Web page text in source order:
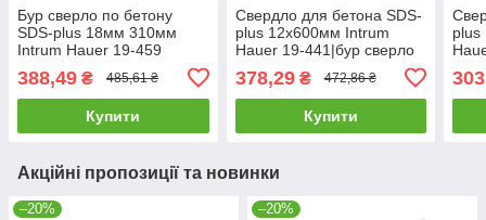
Бур сверло по бетону
SDS-plus 18мм 310мм
Intrum Hauer 19-459
388,49 ₴ 485,61 ₴
Купити
Свердло для бетона SDS-
plus 12х600мм Intrum
Hauer 19-441|бур сверло
378,29₴ 472,86 ₴
Купити
Акційні пропозиції та новинки
–20% –20%